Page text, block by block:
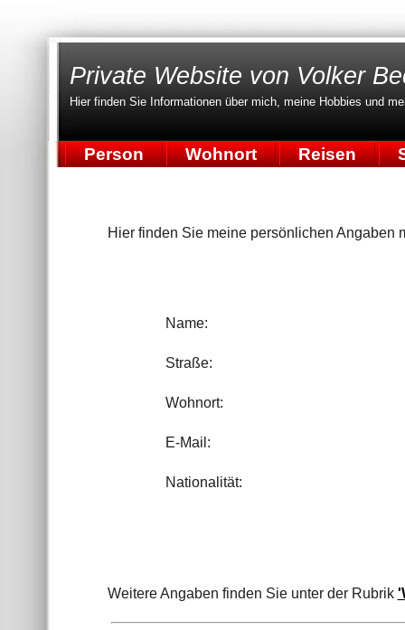
Private Website von Volker
Hier finden Sie Informationen über mich, meine Hobbies und
Person Wohnort Reisen
Hier finden Sie meine persönlichen Angaben
Name:
Straße:
Wohnort:
E-Mail:
Nationalität:
Weitere Angaben finden Sie unter der Rubrik